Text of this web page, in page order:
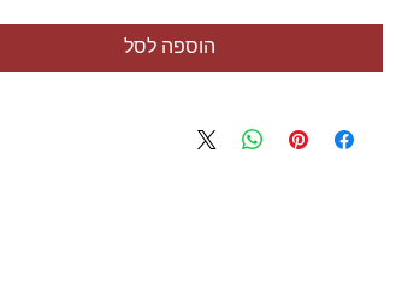
הוספה לסל